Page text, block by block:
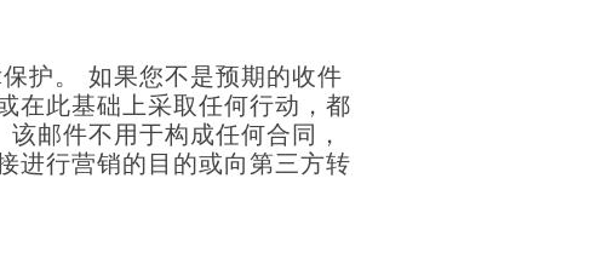
护。 如果您不是预期的收件
在此基础上采取任何行动，都
邮件不用于构成任何合同，
进行营销的目的或向第三方转